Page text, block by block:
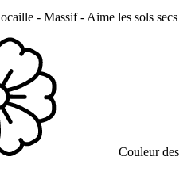
- Massif - Aime les sols secs
Couleur des